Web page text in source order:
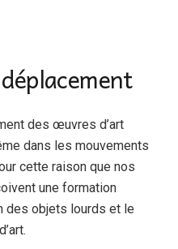
des œuvres d’art
dans les mouvements
cette raison que nos
une formation
des objets lourds et le